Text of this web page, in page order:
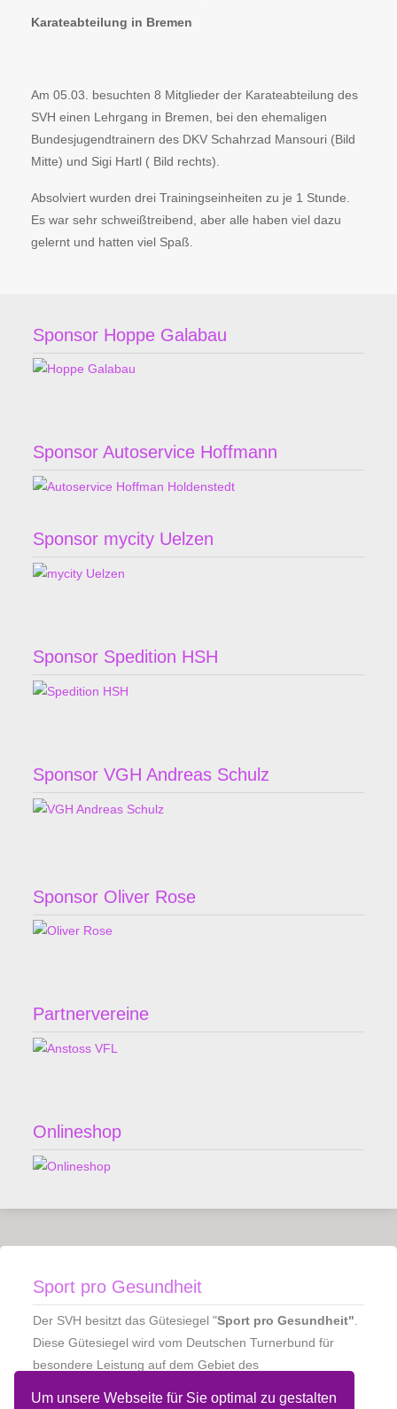
Um unsere Webseite für Sie optimal zu gestalten
Karateabteilung in Bremen
Am 05.03. besuchten 8 Mitglieder der Karateabteilung des
SVH einen Lehrgang in Bremen, bei den ehemaligen
Bundesjugendtrainern des DKV Schahrzad Mansouri (Bild
Mitte) und Sigi Hartl ( Bild rechts).
Absolviert wurden drei Trainingseinheiten zu je 1 Stunde.
Es war sehr schweißtreibend, aber alle haben viel dazu
gelernt und hatten viel Spaß.
Sponsor Hoppe Galabau
Sponsor Autoservice Hoffmann
Sponsor mycity Uelzen
Sponsor Spedition HSH
Sponsor VGH Andreas Schulz
Sponsor Oliver Rose
Partnervereine
Onlineshop
Sport pro Gesundheit
Der SVH besitzt das Gütesiegel "Sport pro Gesundheit"
Diese Gütesiegel wird vom Deutschen Turnerbund für
besondere Leistung auf dem Gebiet des